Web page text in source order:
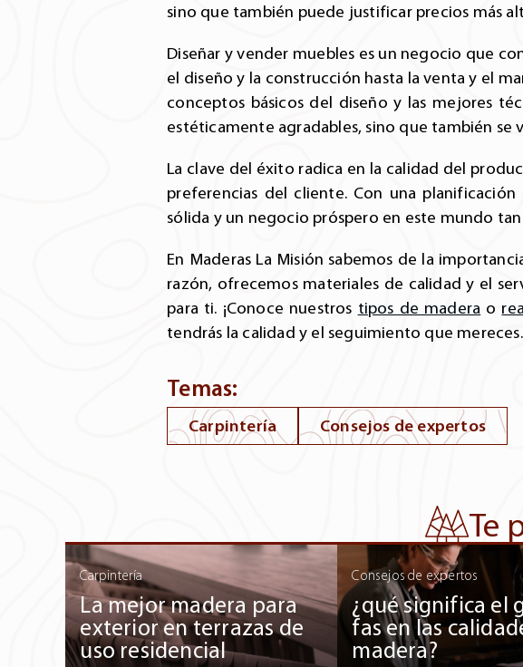
sino que también puede justificar precios más
Diseñar y vender muebles es un negocio que
el diseño y la construcción hasta la venta y el
conceptos básicos del diseño y las mejores
estéticamente agradables, sino que también se
La clave del éxito radica en la calidad del
preferencias del cliente. Con una
sólida y un negocio próspero en este mundo
En Maderas La Misión sabemos de la
razón, ofrecemos materiales de calidad y el
para ti. ¡Conoce nuestros tipos de madera o
tendrás la calidad y el seguimiento que mereces.
Temas:
Carpintería Consejos de expertos
Te
Carpintería
La mejor madera para
exterior en terrazas de
uso residencial
Consejos de expertos
¿qué significa el
fas en las
madera?